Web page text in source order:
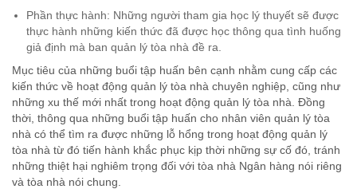
Phần thực hành: Những người tham gia học lý thuyết sẽ được
thực hành những kiến thức đã được học thông qua tình huống
giả định mà ban quản lý tòa nhà đề ra.
Mục tiêu của những buổi tập huấn bên cạnh nhằm cung cấp các
kiến thức về hoạt động quản lý tòa nhà chuyên nghiệp, cũng như
những xu thế mới nhất trong hoạt động quản lý tòa nhà. Đồng
thời, thông qua những buổi tập huấn cho nhân viên quản lý tòa
nhà có thể tìm ra được những lỗ hổng trong hoạt động quản lý
tòa nhà từ đó tiến hành khắc phục kịp thời những sự cố đó, tránh
những thiệt hại nghiêm trọng đối với tòa nhà Ngân hàng nói riêng
và tòa nhà nói chung.